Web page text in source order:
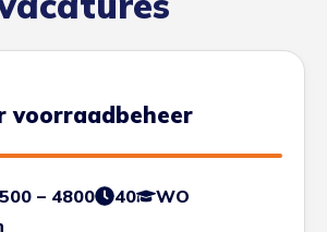
voorraadbeheer
– 4800 40
WO